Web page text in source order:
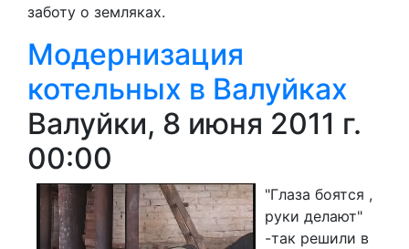
заботу о земляках.
Модернизация
котельных в Валуйках
Валуйки, 8 июня 2011 г.
00:00
"Глаза боятся ,
руки делают"
-так решили в